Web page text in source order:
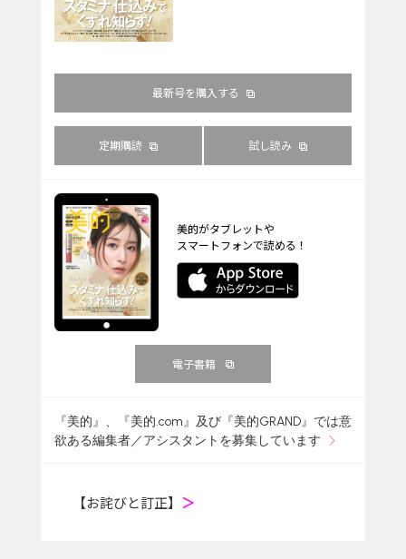
最新号を購入する
定期購読 試し読み
美的がタブレットや
スマートフォンで読める！
電子書籍
『美的』、『美的.com』及び『美的GRAND』では意
欲ある編集者／アシスタントを募集しています
【お詫びと訂正】 ＞